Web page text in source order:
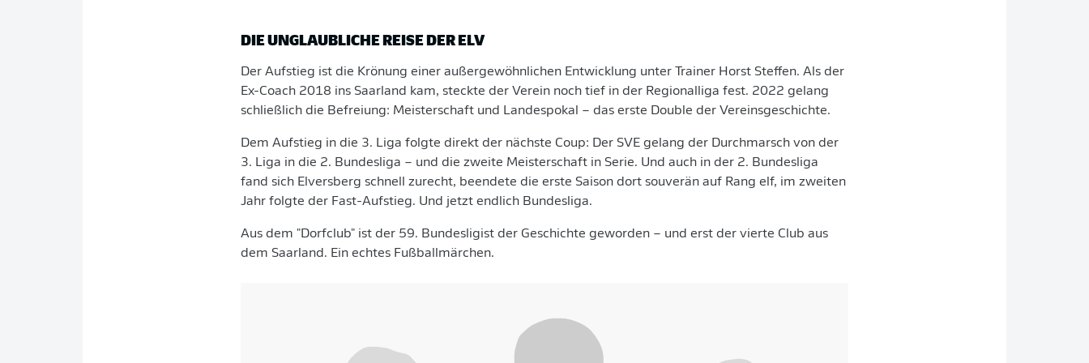
DIE UNGLAUBLICHE REISE DER ELV
Der Aufstieg ist die Krönung einer außergewöhnlichen Entwicklung unter Trainer Horst Steffen. Als der
Ex-Coach 2018 ins Saarland kam, steckte der Verein noch tief in der Regionalliga fest. 2022 gelang
schließlich die Befreiung: Meisterschaft und Landespokal – das erste Double der Vereinsgeschichte.
Dem Aufstieg in die 3. Liga folgte direkt der nächste Coup: Der SVE gelang der Durchmarsch von der
3. Liga in die 2. Bundesliga – und die zweite Meisterschaft in Serie. Und auch in der 2. Bundesliga
fand sich Elversberg schnell zurecht, beendete die erste Saison dort souverän auf Rang elf, im zweiten
Jahr folgte der Fast-Aufstieg. Und jetzt endlich Bundesliga.
Aus dem "Dorfclub" ist der 59. Bundesligist der Geschichte geworden – und erst der vierte Club aus
dem Saarland. Ein echtes Fußballmärchen.